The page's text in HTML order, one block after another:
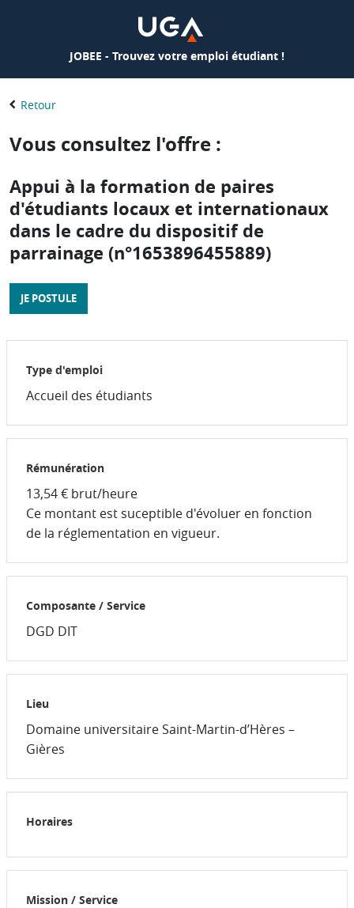
JOBEE - Trouvez votre emploi étudiant !
Retour
Vous consultez l'offre :
Appui à la formation de paires
d'étudiants locaux et internationaux
dans le cadre du dispositif de
parrainage (n°1653896455889)
JE POSTULE
Type d'emploi
Accueil des étudiants
Rémunération
13,54 € brut/heure
Ce montant est suceptible d'évoluer en fonction
de la réglementation en vigueur.
Composante / Service
DGD DIT
Lieu
Domaine universitaire Saint-Martin-d’Hères –
Gières
Horaires
Mission / Service